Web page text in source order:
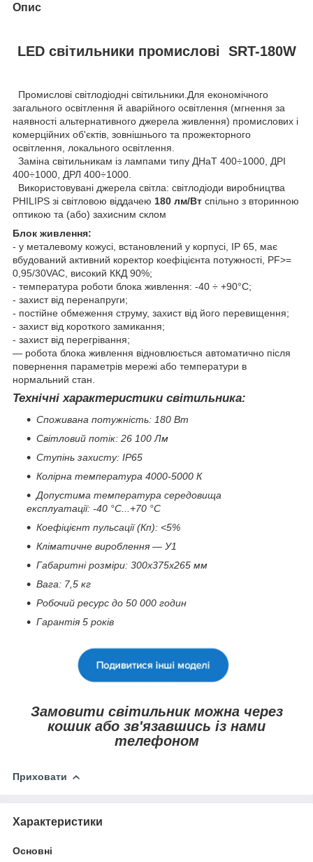
Опис
LED світильники промислові SRT-180W
Промислові світлодіодні світильники.Для економічного
загального освітлення й аварійного освітлення (мгнення за
наявності альтернативного джерела живлення) промислових і
комерційних об'єктів, зовнішнього та прожекторного
освітлення, локального освітлення.
Заміна світильникам із лампами типу ДНаТ 400÷1000, ДРІ
400÷1000, ДРЛ 400÷1000.
Використовувані джерела світла: світлодіоди виробництва
PHILIPS зі світловою віддачею 180 лм/Вт спільно з вторинною
оптикою та (або) захисним склом
Блок живлення:
- у металевому кожусі, встановлений у корпусі, IP 65, має
вбудований активний коректор коефіцієнта потужності, PF>=
0,95/30VAC, високий ККД 90%;
- температура роботи блока живлення: -40 ÷ +90°С;
- захист від перенапруги;
- постійне обмеження струму, захист від його перевищення;
- захист від короткого замикання;
- захист від перегрівання;
— робота блока живлення відновлюється автоматично після
повернення параметрів мережі або температури в
нормальний стан.
Технічні характеристики світильника:
Споживана потужність: 180 Вт
Світловий потік: 26 100 Лм
Ступінь захисту: IP65
Колірна температура 4000-5000 К
Допустима температура середовища
експлуатації: -40 °C...+70 °C
Коефіцієнт пульсації (Кп): <5%
Кліматичне вироблення — У1
Габаритні розміри: 300х375х265 мм
Вага: 7,5 кг
Робочий ресурс до 50 000 годин
Гарантія 5 років
Замовити світильник можна через
кошик або зв'язавшись із нами
телефоном
Приховати
Характеристики
Основні